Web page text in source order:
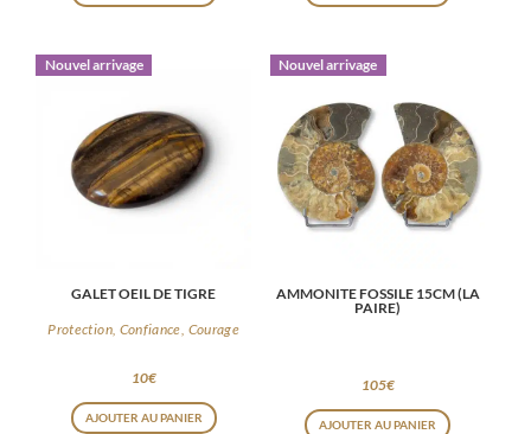
Nouvel arrivage
GALET OEIL DE TIGRE
Protection, Confiance, Courage
10€
AJOUTER AU PANIER
Nouvel arrivage
AMMONITE FOSSILE 15CM (LA
PAIRE)
105€
AJOUTER AU PANIER